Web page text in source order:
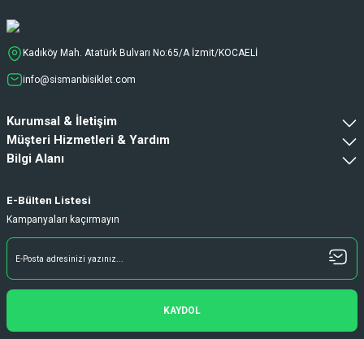
Kadıköy Mah. Atatürk Bulvarı No:65/A İzmit/KOCAELİ
info@sismanbisiklet.com
Kurumsal & İletişim
Müşteri Hizmetleri & Yardım
Bilgi Alanı
E-Bülten Listesi
Kampanyaları kaçırmayın
KAYDOL